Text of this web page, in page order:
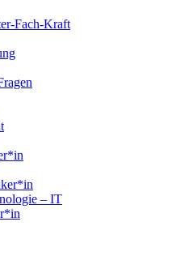
Fach-Kraft
– IT